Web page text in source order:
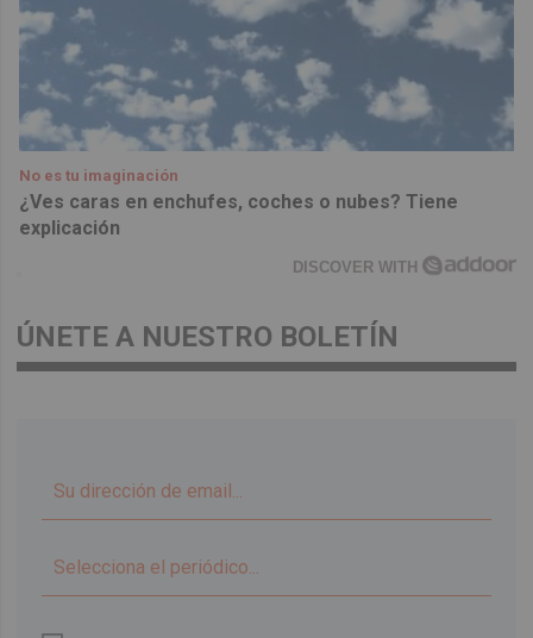
No es tu imaginación
¿Ves caras en enchufes, coches o nubes? Tiene
explicación
DISCOVER WITH
ÚNETE A NUESTRO BOLETÍN